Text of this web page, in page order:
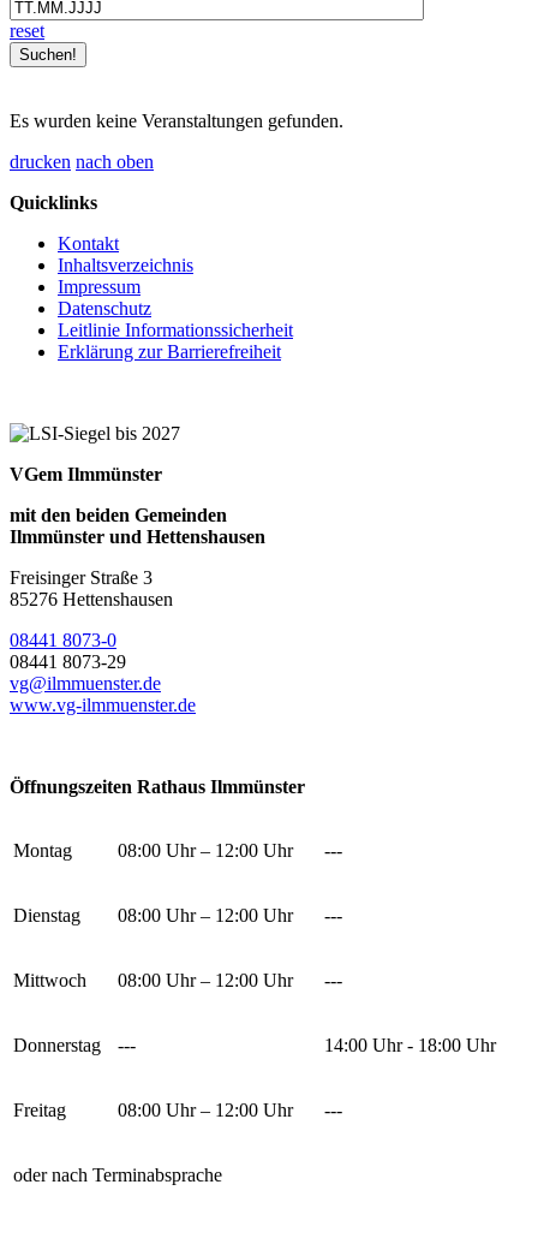
reset
Es wurden keine Veranstaltungen gefunden.
drucken nach oben
Quicklinks
Kontakt
Inhaltsverzeichnis
Impressum
Datenschutz
Leitlinie Informationssicherheit
Erklärung zur Barrierefreiheit
VGem Ilmmünster
mit den beiden Gemeinden
Ilmmünster und Hettenshausen
Freisinger Straße 3
85276 Hettenshausen
08441 8073-0
08441 8073-29
vg@ilmmuenster.de
www.vg-ilmmuenster.de
Öffnungszeiten Rathaus Ilmmünster
Montag 08:00 Uhr – 12:00 Uhr ---
Dienstag 08:00 Uhr – 12:00 Uhr ---
Mittwoch 08:00 Uhr – 12:00 Uhr ---
Donnerstag --- 14:00 Uhr - 18:00 Uhr
Freitag 08:00 Uhr – 12:00 Uhr ---
oder nach Terminabsprache